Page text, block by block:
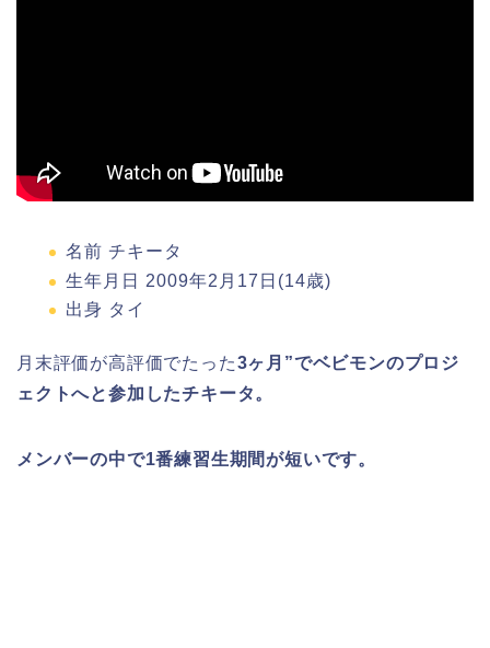
名前 チキータ
生年月日 2009年2月17日(14歳)
出身 タイ
月末評価が高評価でたった3ヶ月”でベビモンのプロジ
ェクトへと参加したチキータ。
メンバーの中で1番練習生期間が短いです。